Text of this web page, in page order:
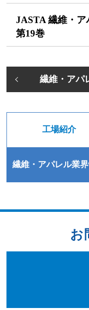
JASTA 繊維・ア
第19巻
繊維・アパ
工場紹介
繊維・アパレル業
お